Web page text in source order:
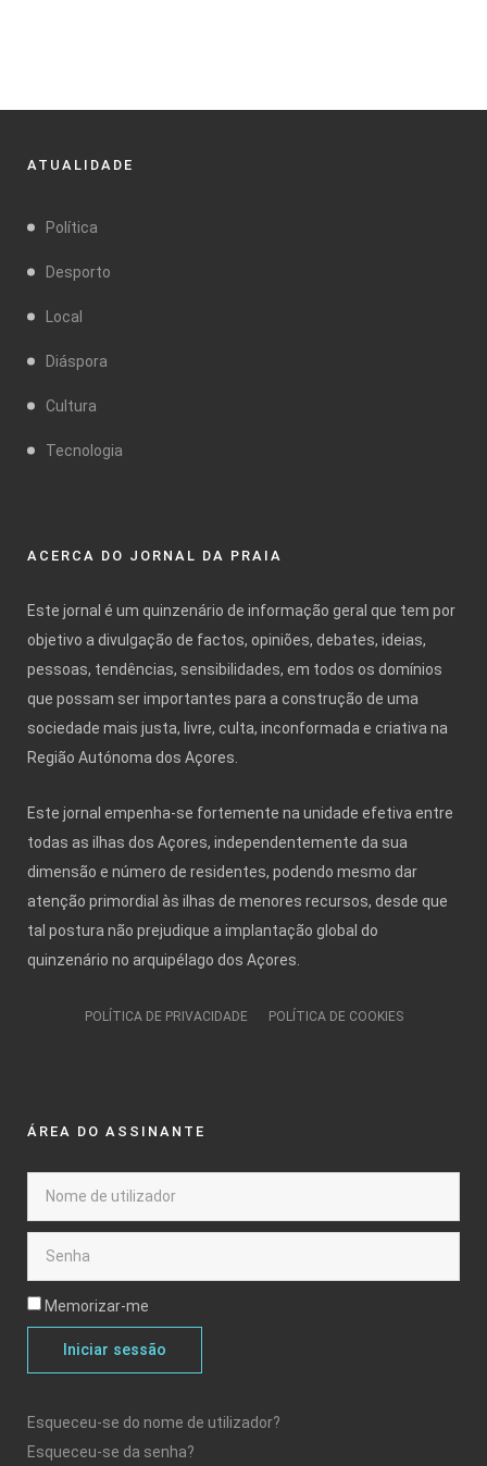
ATUALIDADE
Política
Desporto
Local
Diáspora
Cultura
Tecnologia
ACERCA DO JORNAL DA PRAIA
Este jornal é um quinzenário de informação geral que tem por
objetivo a divulgação de factos, opiniões, debates, ideias,
pessoas, tendências, sensibilidades, em todos os domínios
que possam ser importantes para a construção de uma
sociedade mais justa, livre, culta, inconformada e criativa na
Região Autónoma dos Açores.
Este jornal empenha-se fortemente na unidade efetiva entre
todas as ilhas dos Açores, independentemente da sua
dimensão e número de residentes, podendo mesmo dar
atenção primordial às ilhas de menores recursos, desde que
tal postura não prejudique a implantação global do
quinzenário no arquipélago dos Açores.
POLÍTICA DE PRIVACIDADE POLÍTICA DE COOKIES
ÁREA DO ASSINANTE
Memorizar-me
Iniciar sessão
Esqueceu-se do nome de utilizador?
Esqueceu-se da senha?